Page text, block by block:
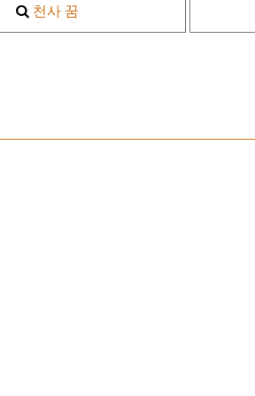
천사 꿈